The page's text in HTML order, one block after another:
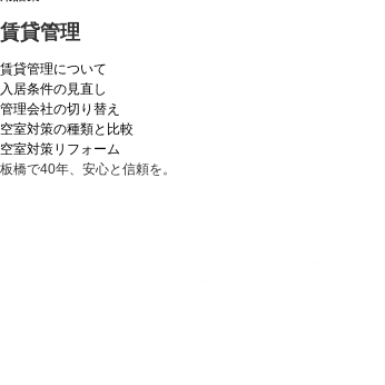
賃貸管理
賃貸管理について
入居条件の見直し
管理会社の切り替え
空室対策の種類と比較
空室対策リフォーム
板橋で40年、安心と信頼を。